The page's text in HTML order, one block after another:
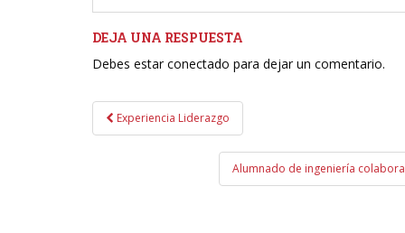
DEJA UNA RESPUESTA
Debes estar conectado para dejar un comentario.
Navegación
de
Experiencia Liderazgo
Alumnado de ingeniería